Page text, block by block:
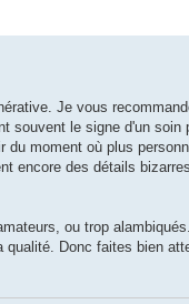
Je vous
le signe d'un
moment où plus
encore des détails
ou trop
Donc faites bien